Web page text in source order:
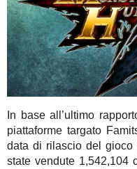
In base all’ultimo
piattaforme targato
data di rilascio del gioco
state vendute 1,542,104